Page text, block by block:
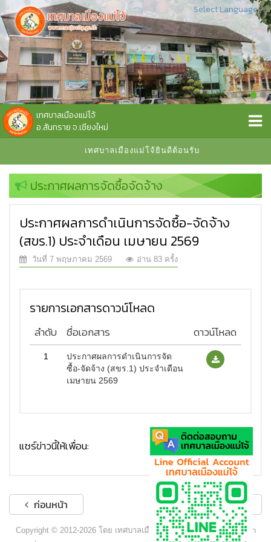
เทศบาลเมืองแม่โจ้
อ.สันทราย จ.เชียงใหม่
เทศบาลเมืองแม่โจ้ยินดีต้อนรับ
Select Language▼
ประกาศผลการจัดซื้อจัดจ้าง
ประกาศผลการดำเนินการจัดซื้อ-จัดจ้าง
(สขร.1) ประจำเดือน เมษายน 2569
วันที่ 7 พฤษภาคม 2569 อ่าน 83 ครั้ง
รายการเอกสารดาวน์โหลด
ลำดับ ชื่อเอกสาร ดาวน์โหลด
1
ประกาศผลการดำเนินการจัด
ซื้อ-จัดจ้าง (สขร.1) ประจำเดือน
เมษายน 2569
แชร์ข่าวนี้ให้เพื่อน:
ก่อนหน้า ถัดไป
Copyright © 2012-2026 โดย เทศบาลเมืองแม่โจ้ - www.maejocity.go.th